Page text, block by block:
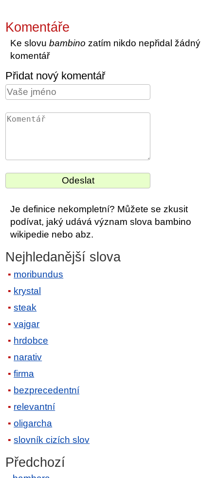
Komentáře
Ke slovubambino zatím nikdo nepřidal žádný
komentář
Přidat nový komentář
Je definice nekompletní? Můžete se zkusit
podívat, jaký udává význam slova bambino
wikipedie nebo abz.
Nejhledanější slova
moribundus
krystal
steak
vajgar
hrdobce
narativ
firma
bezprecedentní
relevantní
oligarcha
slovník cizích slov
Předchozí